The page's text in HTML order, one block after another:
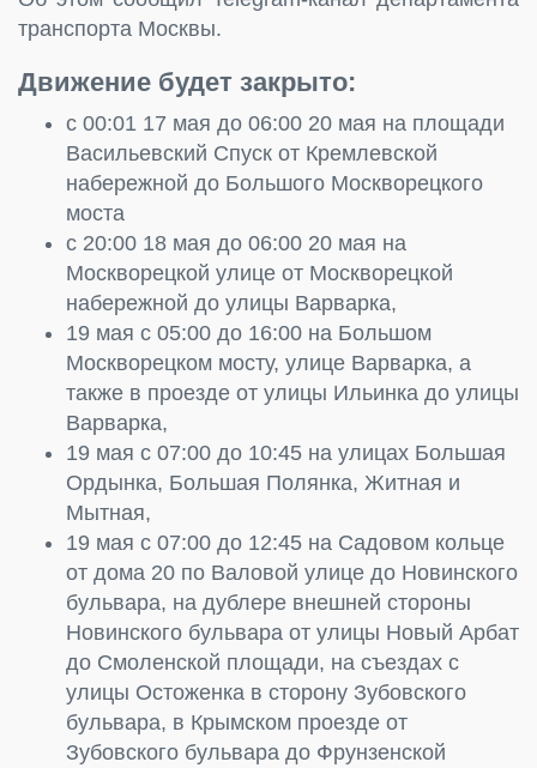
транспорта Москвы.
Движение будет закрыто:
с 00:01 17 мая до 06:00 20 мая на площади
Васильевский Спуск от Кремлевской
набережной до Большого Москворецкого
моста
с 20:00 18 мая до 06:00 20 мая на
Москворецкой улице от Москворецкой
набережной до улицы Варварка,
19 мая с 05:00 до 16:00 на Большом
Москворецком мосту, улице Варварка, а
также в проезде от улицы Ильинка до улицы
Варварка,
19 мая с 07:00 до 10:45 на улицах Большая
Ордынка, Большая Полянка, Житная и
Мытная,
19 мая с 07:00 до 12:45 на Садовом кольце
от дома 20 по Валовой улице до Новинского
бульвара, на дублере внешней стороны
Новинского бульвара от улицы Новый Арбат
до Смоленской площади, на съездах с
улицы Остоженка в сторону Зубовского
бульвара, в Крымском проезде от
Зубовского бульвара до Фрунзенской